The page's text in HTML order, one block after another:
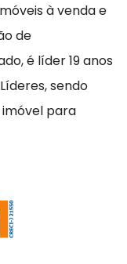
à venda e
de
é líder 19 anos
sendo
para